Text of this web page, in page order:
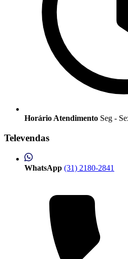
Horário Atendimento Seg -
Televendas
WhatsApp (31) 2180-2841